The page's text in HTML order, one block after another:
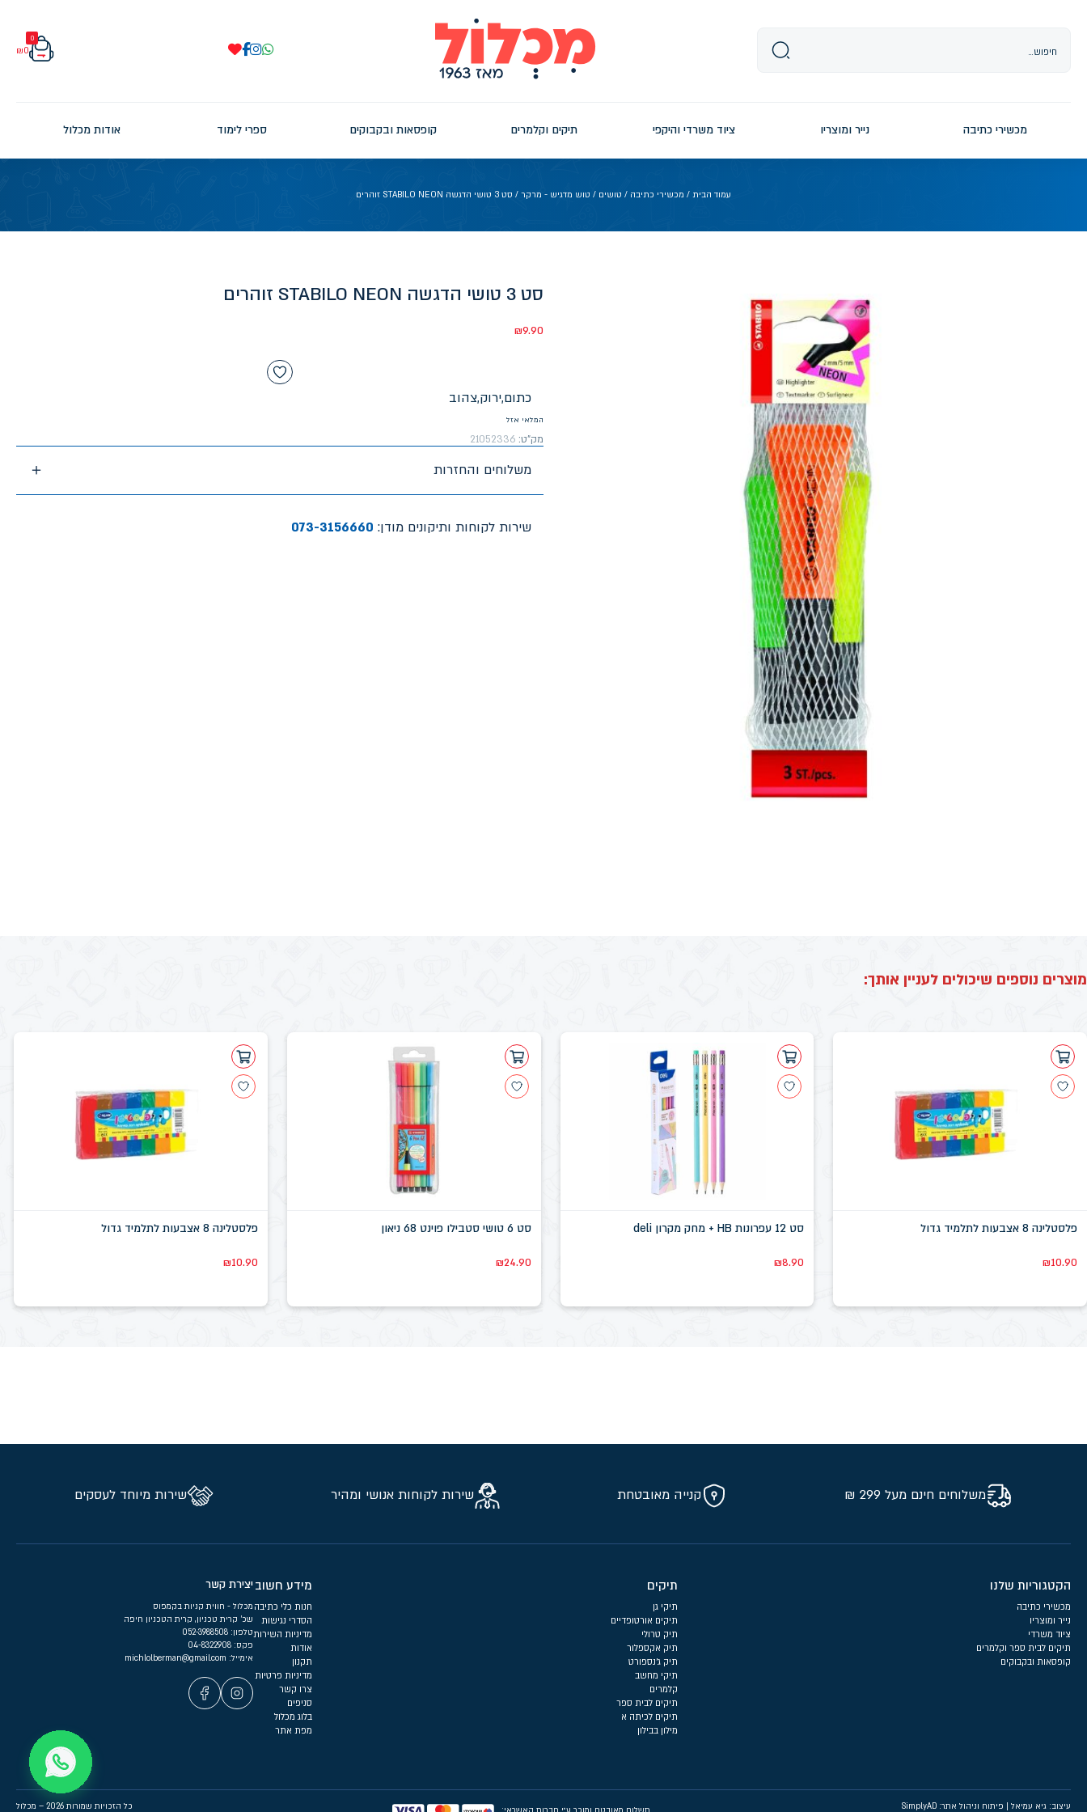
0
₪0
מכשירי כתיבה נייר ומוצריו ציוד משרדי והיקפי תיקים וקלמרים קופסאות ובקבוקים ספרי לימוד אודות מכלול
עמוד הבית / מכשירי כתיבה / טושים / טוש מדגיש - מרקר / סט 3 טושי הדגשה STABILO NEON זוהרים
סט 3 טושי הדגשה STABILO NEON זוהרים
₪9.90
כתום,ירוק,צהוב
המלאי אזל
מק"ט: 21052336
משלוחים והחזרות
שירות לקוחות ותיקונים מודן: 073-3156660
מוצרים נוספים שיכולים לעניין אותך:
פלסטלינה 8 אצבעות לתלמיד גדול
₪10.90
סט 12 עפרונות HB + מחק מקרון deli
₪8.90
סט 6 טושי סטבילו פוינט 68 ניאון
₪24.90
פלסטלינה 8 אצבעות לתלמיד גדול
₪10.90
משלוחים חינם מעל 299 ₪ קנייה מאובטחת שירות לקוחות אנושי ומהיר שירות מיוחד לעסקים
הקטגוריות שלנו
מכשירי כתיבה
נייר ומוצריו
ציוד משרדי
תיקים לבית ספר וקלמרים
קופסאות ובקבוקים
תיקים
תיקי גן
תיקים אורטופדיים
תיק טרולי
תיק אקספלור
תיק ג'נספורט
תיקי מחשב
קלמרים
תיקים לבית ספר
תיקים לכיתה א
מילון בבילון
מידע חשוב
חנות כלי כתיבה
הסדרי נגישות
מדיניות השירות
אודות
תקנון
מדיניות פרטיות
צרו קשר
סניפים
בלוג מכלול
מפת אתר
יצירת קשר
מכלול - חווית קניות בקמפוס
שכ’ קרית טכניון, קרית הטכניון חיפה
טלפון:
פקס: 04-8322908
אימייל:
עיצוב: גיא עמיאל | פיתוח וניהול אתר: SimplyAD כל הזכויות שמורות 2026 – מכלול